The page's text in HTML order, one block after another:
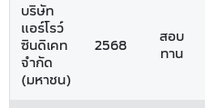
บริษัท
แอร์โรว์
ซินดิเคท
จำกัด
(มหาชน)
2568
สอบ
ทาน